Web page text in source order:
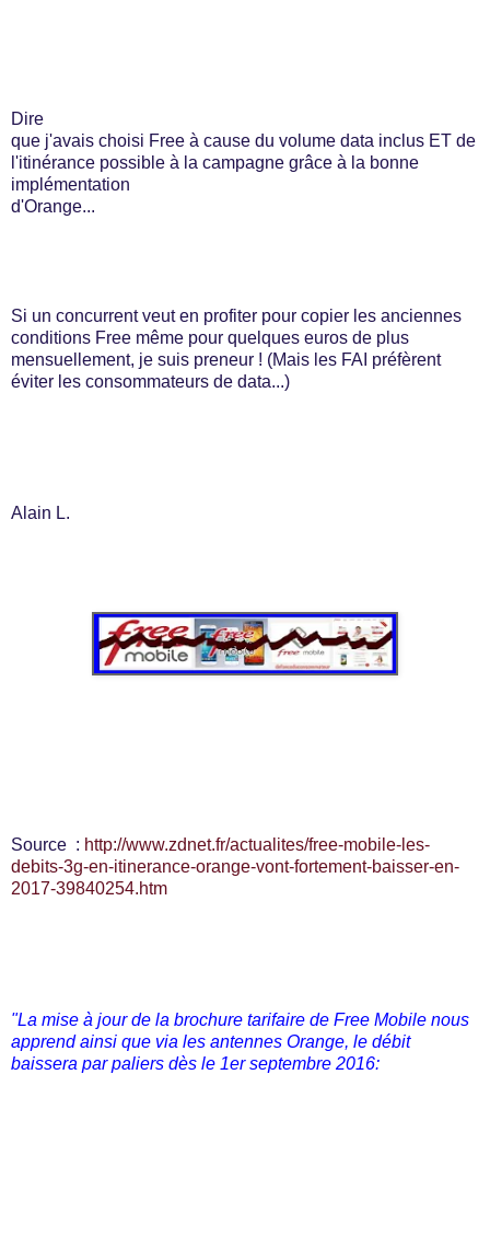
Dire
que j'avais choisi Free à cause du volume data inclus ET de
l'itinérance possible à la campagne grâce à la bonne
implémentation
d'Orange...
Si un concurrent veut en profiter pour copier les anciennes
conditions Free même pour quelques euros de plus
mensuellement, je suis preneur ! (Mais les FAI préfèrent
éviter les consommateurs de data...)
Alain L.
Source : http://www.zdnet.fr/actualites/free-mobile-les-
debits-3g-en-itinerance-orange-vont-fortement-baisser-en-
2017-39840254.htm
"La mise à jour de la brochure tarifaire de Free Mobile nous
apprend ainsi que via les antennes Orange, le débit
baissera par paliers dès le 1er septembre 2016: